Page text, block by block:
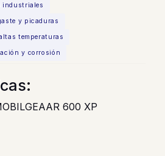
industriales
y picaduras
temperaturas
y corrosión
600 XP